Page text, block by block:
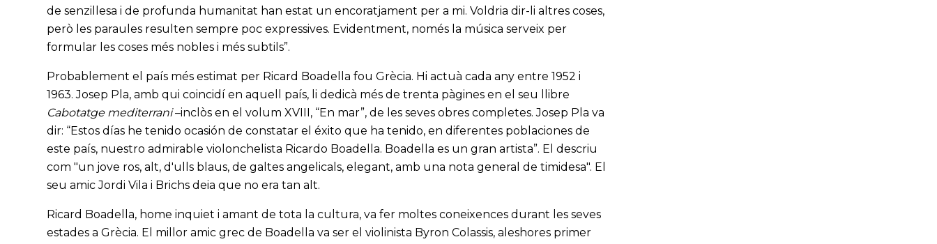
de senzillesa i de profunda humanitat han estat un encoratjament per a mi. Voldria dir-li altres coses,
però les paraules resulten sempre poc expressives. Evidentment, només la música serveix per
formular les coses més nobles i més subtils”.
Probablement el país més estimat per Ricard Boadella fou Grècia. Hi actuà cada any entre 1952 i
1963. Josep Pla, amb qui coincidí en aquell país, li dedicà més de trenta pàgines en el seu llibre
Cabotatge mediterrani–inclòs en el volum XVIII, “En mar”, de les seves obres completes. Josep Pla va
dir: “Estos días he tenido ocasión de constatar el éxito que ha tenido, en diferentes poblaciones de
este país, nuestro admirable violonchelista Ricardo Boadella. Boadella es un gran artista”. El descriu
com "un jove ros, alt, d'ulls blaus, de galtes angelicals, elegant, amb una nota general de timidesa". El
seu amic Jordi Vila i Brichs deia que no era tan alt.
Ricard Boadella, home inquiet i amant de tota la cultura, va fer moltes coneixences durant les seves
estades a Grècia. El millor amic grec de Boadella va ser el violinista Byron Colassis, aleshores primer